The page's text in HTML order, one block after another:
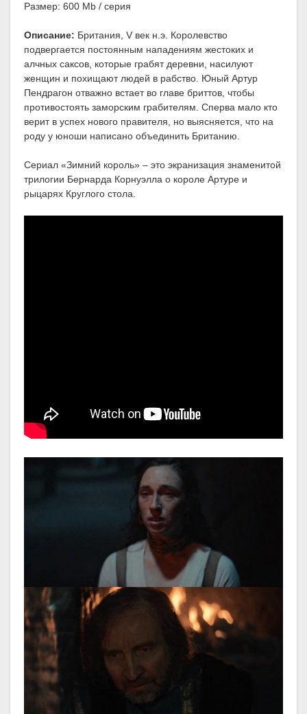
Размер: 600 Mb / серия
Описание: Британия, V век н.э. Королевство
подвергается постоянным нападениям жестоких и
алчных саксов, которые грабят деревни, насилуют
женщин и похищают людей в рабство. Юный Артур
Пендрагон отважно встает во главе бриттов, чтобы
противостоять заморским грабителям. Сперва мало кто
верит в успех нового правителя, но выясняется, что на
роду у юноши написано объединить Британию.
Сериал «Зимний король» – это экранизация знаменитой
трилогии Бернарда Корнуэлла о короле Артуре и
рыцарях Круглого стола.